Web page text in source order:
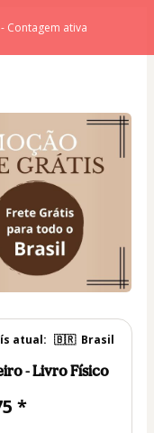
Contagem ativa
atual: 🇧🇷 Brasil
- Livro Físico
*